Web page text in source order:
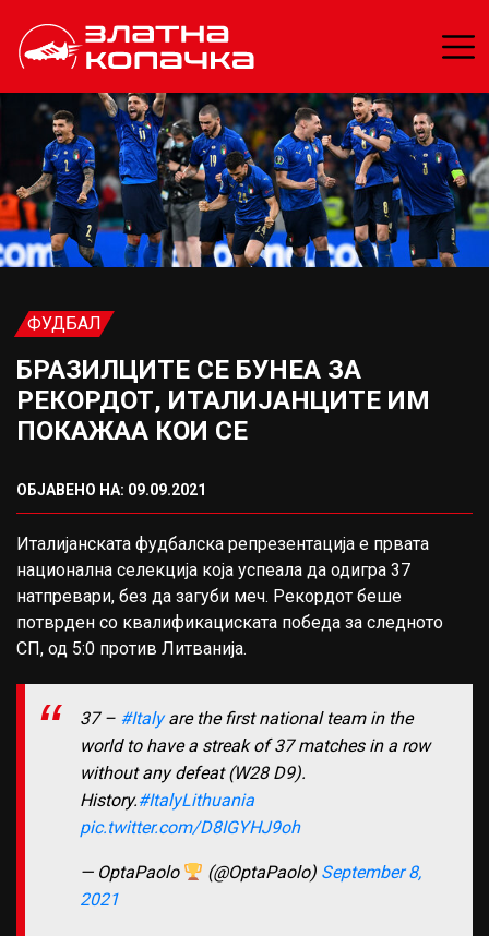
ФУДБАЛ
БРАЗИЛЦИТЕ СЕ БУНЕА ЗА
РЕКОРДОТ, ИТАЛИЈАНЦИТЕ ИМ
ПОКАЖАА КОИ СЕ
ОБЈАВЕНО НА: 09.09.2021
Италијанската фудбалска репрезентација е првата
национална селекција која успеала да одигра 37
натпревари, без да загуби меч. Рекордот беше
потврден со квалификациската победа за следното
СП, од 5:0 против Литванија.
37 – #Italyare the first national team in the
world to have a streak of 37 matches in a row
without any defeat (W28 D9).
History.#ItalyLithuania
pic.twitter.com/D8IGYHJ9oh
— OptaPaolo (@OptaPaolo) September 8,
2021